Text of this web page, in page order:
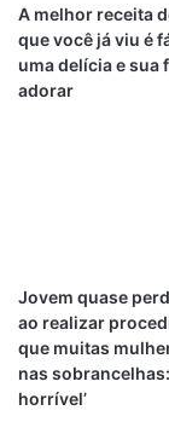
A melhor receita
que você já viu é
uma delícia e sua
adorar
Jovem quase
ao realizar
que muitas
nas sobrancelhas:
horrível’